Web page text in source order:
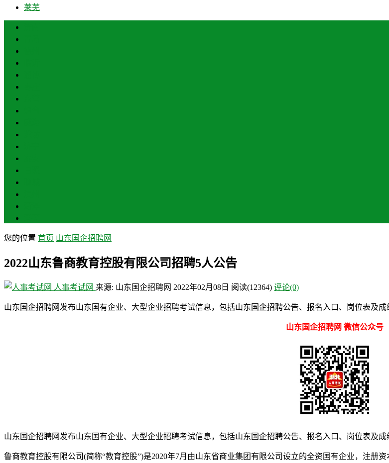
莱芜
您的位置 首页 山东国企招聘网
2022山东鲁商教育控股有限公司招聘5人公告
人事考试网 来源: 山东国企招聘网 2022年02月08日 阅读(12364) 评论(0)
山东国企招聘网发布山东国有企业、大型企业招聘考试信息，包括山东国企招聘公告、报名入口、岗位表及
山东国企招聘网 微信公众号
山东国企招聘网发布山东国有企业、大型企业招聘考试信息，包括山东国企招聘公告、报名入口、岗位表及成
鲁商教育控股有限公司(简称“教育控股”)是2020年7月由山东省商业集团有限公司设立的全资国有企业，注册